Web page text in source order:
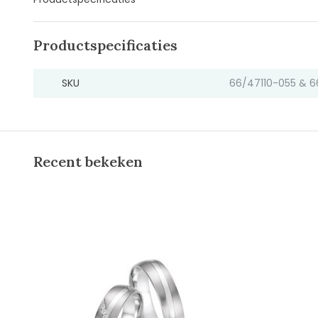
Productspecificaties
SKU 66/47110-055 &
Recent bekeken